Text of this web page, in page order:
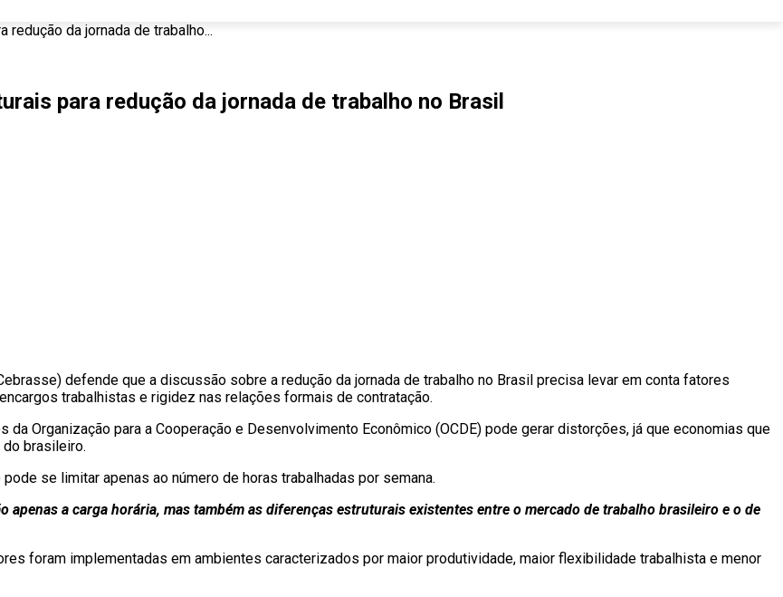
da jornada de trabalho...
para redução da jornada de trabalho no Brasil
defende que a discussão sobre a redução da jornada de trabalho no Brasil precisa levar em conta fatores
trabalhistas e rigidez nas relações formais de contratação.
Organização para a Cooperação e Desenvolvimento Econômico (OCDE) pode gerar distorções, já que economias que
brasileiro.
se limitar apenas ao número de horas trabalhadas por semana.
apenas a carga horária, mas também as diferenças estruturais existentes entre o mercado de trabalho brasileiro e o de
foram implementadas em ambientes caracterizados por maior produtividade, maior flexibilidade trabalhista e menor